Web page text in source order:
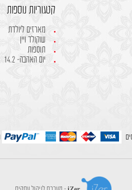
קטגוריות נוספות
מארזים ליולדת
שוקולד ויין
תוספות
יום האהבה- 14.2